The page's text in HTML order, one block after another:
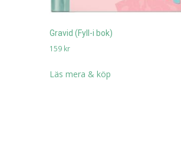
Gravid (Fyll-i bok)
159 kr
Läs mera & köp